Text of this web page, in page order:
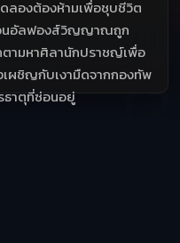
ลองต้องห้ามเพื่อชุบชีวิต
วนอัลฟองส์วิญญาณถูก
ตามหาศิลานักปราชญ์เพื่อ
ผชิญกับเงามืดจากกองทัพ
ธาตุที่ซ่อนอยู่